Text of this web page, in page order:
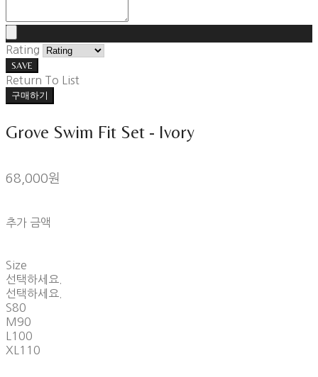
Rating
SAVE
Return To List
구매하기
Grove Swim Fit Set - Ivory
68,000원
추가 금액
Size
선택하세요.
선택하세요.
S80
M90
L100
XL110